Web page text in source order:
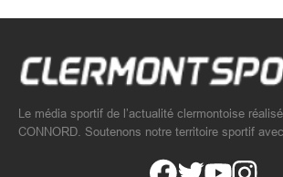
Le média sportif de l’actualité clermontoise
CONNORD. Soutenons notre territoire sportif